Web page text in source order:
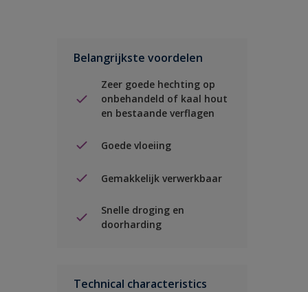
Belangrijkste voordelen
Zeer goede hechting op
onbehandeld of kaal hout
en bestaande verflagen
Goede vloeiing
Gemakkelijk verwerkbaar
Snelle droging en
doorharding
Technical characteristics